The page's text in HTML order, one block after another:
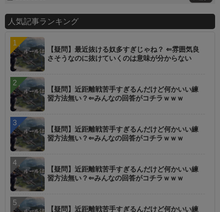
人気記事ランキング
【疑問】最近抜ける奴多すぎじゃね？ ⇐雰囲気良
さそうなのに抜けていくのは意味が分からない
【疑問】近距離戦苦手すぎるんだけど何かいい練
習方法無い？⇐みんなの回答がコチラｗｗｗ
【疑問】近距離戦苦手すぎるんだけど何かいい練
習方法無い？⇐みんなの回答がコチラｗｗｗ
【疑問】近距離戦苦手すぎるんだけど何かいい練
習方法無い？⇐みんなの回答がコチラｗｗｗ
【疑問】近距離戦苦手すぎるんだけど何かいい練